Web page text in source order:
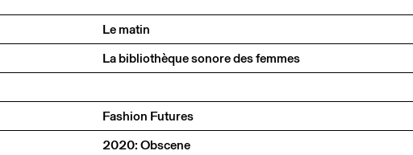
Le matin
La bibliothèque sonore des femmes
Fashion Futures
2020: Obscene